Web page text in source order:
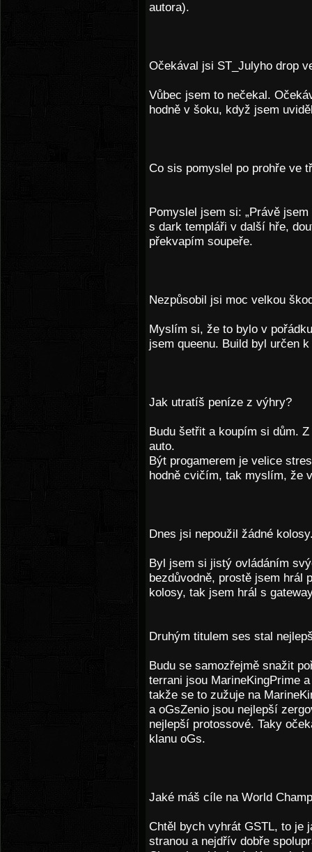
autora).
Očekával jsi ST_Julyho drop
Vůbec jsem to nečekal.
hodně v šoku, když jsem
Co sis pomyslel po prohře ve
Pomyslel jsem si: „Právě
s dark templáři v další hře,
překvapím soupeře.
Nezpůsobil jsi moc velkou
Myslím si, že to bylo v
jsem queenu. Build byl určen
Jak utratíš peníze z výhry?
Budu šetřit a koupím si dům.
auto.
Být progamerem je velice
hodně cvičím, tak myslím, že
Dnes jsi nepoužil žádné
Byl jsem si jistý ovládáním
bezdůvodně, prostě jsem hrál
kolosy, tak jsem hrál s
Druhým titulem ses stal
Budu se samozřejmě snažit
terrani jsou MarineKingPrime
takže se to zužuje na
a oGsZenio jsou nejlepší
nejlepší protossové. Taky
klanu oGs.
Jaké máš cíle na World
Chtěl bych vyhrát GSTL, to je
stranou a nejdřív dobře